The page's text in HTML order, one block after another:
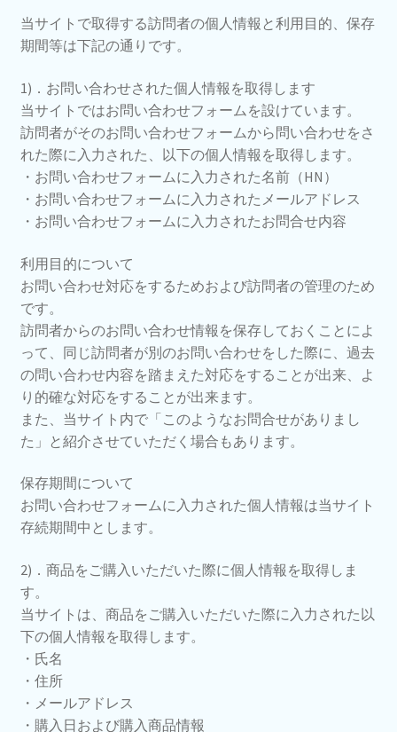
当サイトで取得する訪問者の個人情報と利用目的、保存
期間等は下記の通りです。
1)．お問い合わせされた個人情報を取得します
当サイトではお問い合わせフォームを設けています。
訪問者がそのお問い合わせフォームから問い合わせをさ
れた際に入力された、以下の個人情報を取得します。
・お問い合わせフォームに入力された名前（HN）
・お問い合わせフォームに入力されたメールアドレス
・お問い合わせフォームに入力されたお問合せ内容
利用目的について
お問い合わせ対応をするためおよび訪問者の管理のため
です。
訪問者からのお問い合わせ情報を保存しておくことによ
って、同じ訪問者が別のお問い合わせをした際に、過去
の問い合わせ内容を踏まえた対応をすることが出来、よ
り的確な対応をすることが出来ます。
また、当サイト内で「このようなお問合せがありまし
た」と紹介させていただく場合もあります。
保存期間について
お問い合わせフォームに入力された個人情報は当サイト
存続期間中とします。
2)．商品をご購入いただいた際に個人情報を取得しま
す。
当サイトは、商品をご購入いただいた際に入力された以
下の個人情報を取得します。
・氏名
・住所
・メールアドレス
・購入日および購入商品情報